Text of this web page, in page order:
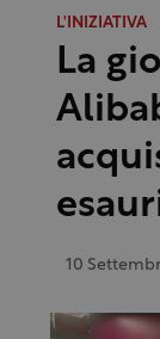
L'INIZIATIVA
La
10